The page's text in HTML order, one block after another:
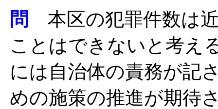
問
本区の犯罪件数は
ことはできないと考え
には自治体の責務が記
めの施策の推進が期待